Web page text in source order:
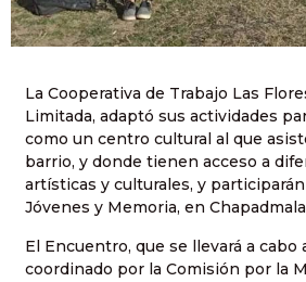
La Cooperativa de Trabajo Las
Limitada, adaptó sus actividades
como un centro cultural al que
barrio, y donde tienen acceso a
artísticas y culturales, y
Jóvenes y Memoria, en
El Encuentro, que se llevará a cabo
coordinado por la Comisión por la